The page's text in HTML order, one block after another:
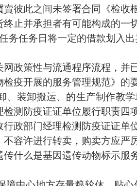
賣彼此之间未签署合同《检
止并承担者有可能构成的一
任务日将一定的借款划入出
政策性与流通程序流程，并
疫开展的服务管理规范》的
装卸搬运、的生产制作教
检测防疫证证单位履行职责四
政部门经理检测防疫证证单
容许进行转卖，购卖方应严
什么是基因遗传动物标示服